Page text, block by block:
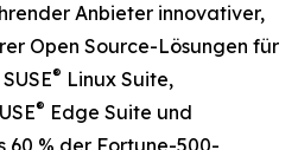
Anbieter innovativer,
Open Source-Lösungen für
® Linux Suite,
® Edge Suite und
60 % der Fortune-500-